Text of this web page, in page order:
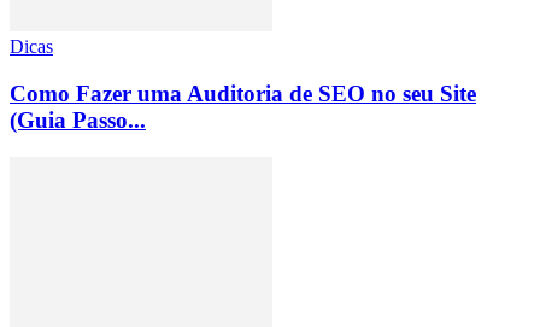
Dicas
Como Fazer uma Auditoria de SEO no seu Site
(Guia Passo...